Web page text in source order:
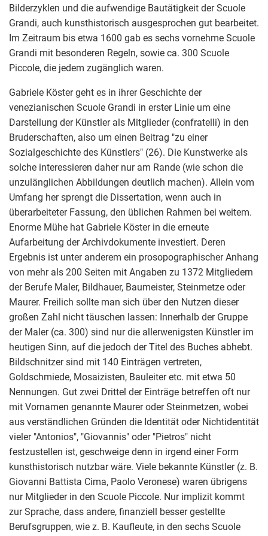
Bilderzyklen und die aufwendige Bautätigkeit der Scuole
Grandi, auch kunsthistorisch ausgesprochen gut bearbeitet.
Im Zeitraum bis etwa 1600 gab es sechs vornehme Scuole
Grandi mit besonderen Regeln, sowie ca. 300 Scuole
Piccole, die jedem zugänglich waren.
Gabriele Köster geht es in ihrer Geschichte der
venezianischen Scuole Grandi in erster Linie um eine
Darstellung der Künstler als Mitglieder (confratelli) in den
Bruderschaften, also um einen Beitrag "zu einer
Sozialgeschichte des Künstlers" (26). Die Kunstwerke als
solche interessieren daher nur am Rande (wie schon die
unzulänglichen Abbildungen deutlich machen). Allein vom
Umfang her sprengt die Dissertation, wenn auch in
überarbeiteter Fassung, den üblichen Rahmen bei weitem.
Enorme Mühe hat Gabriele Köster in die erneute
Aufarbeitung der Archivdokumente investiert. Deren
Ergebnis ist unter anderem ein prosopographischer Anhang
von mehr als 200 Seiten mit Angaben zu 1372 Mitgliedern
der Berufe Maler, Bildhauer, Baumeister, Steinmetze oder
Maurer. Freilich sollte man sich über den Nutzen dieser
großen Zahl nicht täuschen lassen: Innerhalb der Gruppe
der Maler (ca. 300) sind nur die allerwenigsten Künstler im
heutigen Sinn, auf die jedoch der Titel des Buches abhebt.
Bildschnitzer sind mit 140 Einträgen vertreten,
Goldschmiede, Mosaizisten, Bauleiter etc. mit etwa 50
Nennungen. Gut zwei Drittel der Einträge betreffen oft nur
mit Vornamen genannte Maurer oder Steinmetzen, wobei
aus verständlichen Gründen die Identität oder Nichtidentität
vieler "Antonios", "Giovannis" oder "Pietros" nicht
festzustellen ist, geschweige denn in irgend einer Form
kunsthistorisch nutzbar wäre. Viele bekannte Künstler (z. B.
Giovanni Battista Cima, Paolo Veronese) waren übrigens
nur Mitglieder in den Scuole Piccole. Nur implizit kommt
zur Sprache, dass andere, finanziell besser gestellte
Berufsgruppen, wie z. B. Kaufleute, in den sechs Scuole